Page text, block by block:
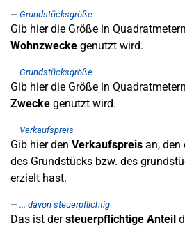
Grundstücksgröße
Gib hier die Größe in
Wohnzwecke genutzt wird.
Grundstücksgröße
Gib hier die Größe in
Zwecke genutzt wird.
Verkaufspreis
Gib hier den Verkaufspreis an, den
des Grundstücks bzw. des
erzielt hast.
... davon steuerpflichtig
Das ist dersteuerpflichtige Anteil